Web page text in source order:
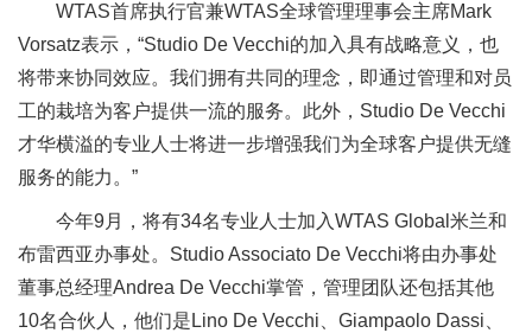
WTAS首席执行官兼WTAS全球管理理事会主席Mark
Vorsatz表示，“Studio De Vecchi的加入具有战略意义，也
将带来协同效应。我们拥有共同的理念，即通过管理和对员
工的栽培为客户提供一流的服务。此外，Studio De Vecchi
才华横溢的专业人士将进一步增强我们为全球客户提供无缝
服务的能力。”
今年9月，将有34名专业人士加入WTAS Global米兰和
布雷西亚办事处。Studio Associato De Vecchi将由办事处
董事总经理Andrea De Vecchi掌管，管理团队还包括其他
10名合伙人，他们是Lino De Vecchi、Giampaolo Dassi、